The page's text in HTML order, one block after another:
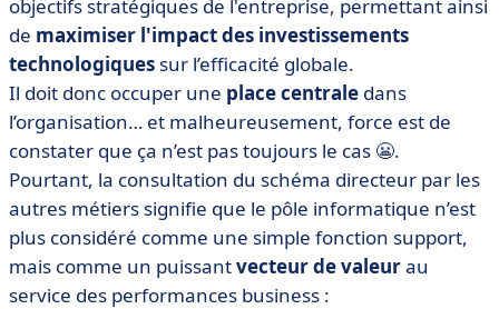
objectifs stratégiques de l'entreprise, permettant ainsi
de maximiser l'impact des investissements
technologiques sur l’efficacité globale.
Il doit donc occuper une place centrale dans
l’organisation… et malheureusement, force est de
constater que ça n’est pas toujours le cas 😬.
Pourtant, la consultation du schéma directeur par les
autres métiers signifie que le pôle informatique n’est
plus considéré comme une simple fonction support,
mais comme un puissantvecteur de valeurau
service des performances business :